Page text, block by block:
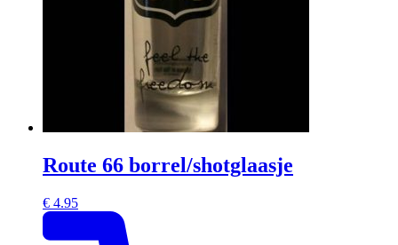
Route 66 borrel/shotglaasje
€ 4.95